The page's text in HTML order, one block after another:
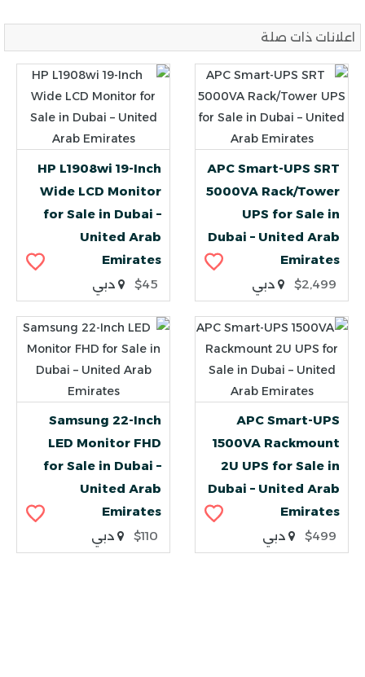
اعلانات ذات صلة
APC Smart-UPS SRT
5000VA Rack/Tower
UPS for Sale in
Dubai – United Arab
Emirates
$2,499
دبي
HP L1908wi 19-Inch
Wide LCD Monitor
for Sale in Dubai –
United Arab
Emirates
$45
دبي
APC Smart-UPS
1500VA Rackmount
2U UPS for Sale in
Dubai – United Arab
Emirates
$499
دبي
Samsung 22-Inch
LED Monitor FHD
for Sale in Dubai –
United Arab
Emirates
$110
دبي